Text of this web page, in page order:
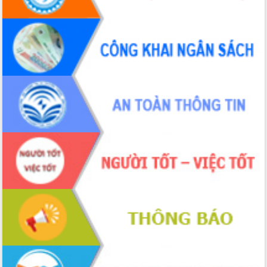
Tháo gỡ những vướng mắc, đẩy mạnh
công tác cải cách thủ tục hành chính
tại Trung tâm Phục vụ hành chính
công tỉnh
Đắk Lắk: Tôn vinh 46 giải pháp tại Hội
thi Sáng tạo Kỹ thuật 2024 - 2025
Đắk Lắk rà soát, điều chỉnh Đề án 190
về phát triển nuôi trồng thủy sản
Phó Chủ tịch UBND tỉnh Đắk Lắk
Trương Công Thái kiểm tra thực địa
Dự án cao tốc Khánh Hòa - Buôn Ma
Thuột
Định vị cà phê Việt Nam như một “di
sản sống” trong dòng chảy toàn cầu
Xây dựng nông thôn mới: Nâng cao đời
sống người dân từ những mô hình thiết
Quyết liệt tháo gỡ vướng mắc, đẩy
nhanh tiến độ các dự án trọng điểm
trong Khu kinh tế Nam Phú Yên